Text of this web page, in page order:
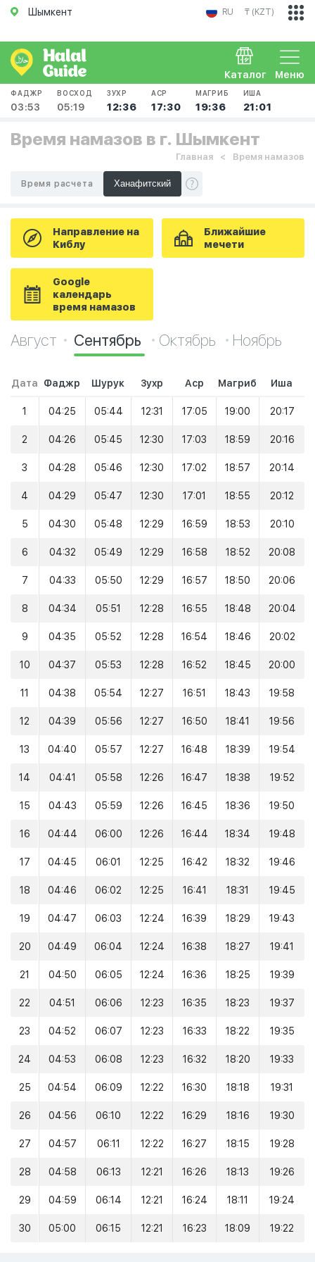
Шымкент RU ₸ (KZT)
Меню
Каталог
ФАДЖР
03:53
ВОСХОД
05:19
ЗУХР
12:36
АСР
17:30
МАГРИБ
19:36
ИША
21:01
Время намазов в г. Шымкент
Главная Время намазов
Время расчета
Направление на
Киблу
Ближайшие
мечети
Google
календарь
время намазов
Август Сентябрь Октябрь Ноябрь
Дата Фаджр Шурук Зухр Аср Магриб Иша
1 04:25 05:44 12:31 17:05 19:00 20:17
2 04:26 05:45 12:30 17:03 18:59 20:16
3 04:28 05:46 12:30 17:02 18:57 20:14
4 04:29 05:47 12:30 17:01 18:55 20:12
5 04:30 05:48 12:29 16:59 18:53 20:10
6 04:32 05:49 12:29 16:58 18:52 20:08
7 04:33 05:50 12:29 16:57 18:50 20:06
8 04:34 05:51 12:28 16:55 18:48 20:04
9 04:35 05:52 12:28 16:54 18:46 20:02
10 04:37 05:53 12:28 16:52 18:45 20:00
11 04:38 05:54 12:27 16:51 18:43 19:58
12 04:39 05:56 12:27 16:50 18:41 19:56
13 04:40 05:57 12:27 16:48 18:39 19:54
14 04:41 05:58 12:26 16:47 18:38 19:52
15 04:43 05:59 12:26 16:45 18:36 19:50
16 04:44 06:00 12:26 16:44 18:34 19:48
17 04:45 06:01 12:25 16:42 18:32 19:46
18 04:46 06:02 12:25 16:41 18:31 19:45
19 04:47 06:03 12:24 16:39 18:29 19:43
20 04:49 06:04 12:24 16:38 18:27 19:41
21 04:50 06:05 12:24 16:36 18:25 19:39
22 04:51 06:06 12:23 16:35 18:23 19:37
23 04:52 06:07 12:23 16:33 18:22 19:35
24 04:53 06:08 12:23 16:32 18:20 19:33
25 04:54 06:09 12:22 16:30 18:18 19:31
26 04:56 06:10 12:22 16:29 18:16 19:30
27 04:57 06:11 12:22 16:27 18:15 19:28
28 04:58 06:13 12:21 16:26 18:13 19:26
29 04:59 06:14 12:21 16:24 18:11 19:24
30 05:00 06:15 12:21 16:23 18:09 19:22